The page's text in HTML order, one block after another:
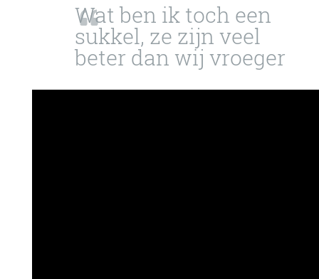
Wat ben ik toch een
sukkel, ze zijn veel
beter dan wij vroeger